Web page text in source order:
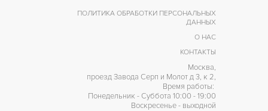
ПОЛИТИКА ОБРАБОТКИ ПЕРСОНАЛЬНЫХ
ДАННЫХ
О НАС
КОНТАКТЫ
Москва,
проезд Завода Серп и Молот д 3, к 2,
Время работы:
Понедельник - Суббота 10:00 - 19:00
Воскресенье - выходной